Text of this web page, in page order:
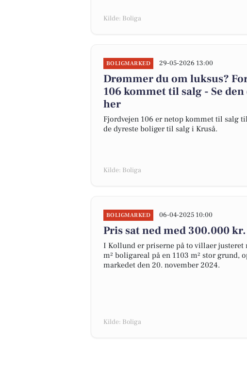
Kilde: Boliga
BOLIGMARKED 29-05-2026 13:00
Drømmer du om luksus?
106 kommet til salg - Se
her
Fjordvejen 106 er netop kommet til salg
de dyreste boliger til salg i Kruså.
Kilde: Boliga
BOLIGMARKED 06-04-2025 10:00
Pris sat ned med 300.000
I Kollund er priserne på to villaer justeret
m² boligareal på en 1103 m² stor grund,
markedet den 20. november 2024.
Kilde: Boliga